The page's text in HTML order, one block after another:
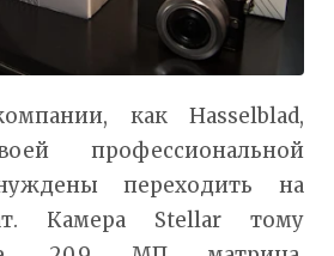
как Hasselblad,
профессиональной
переходить на
Камера Stellar тому